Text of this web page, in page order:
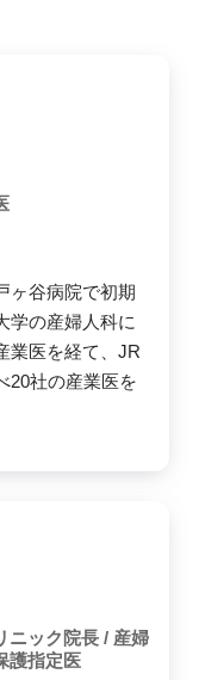
ヶ谷病院で初期
学の産婦人科に
業医を経て、JR
20社の産業医を
ニック院長 / 産婦
護指定医